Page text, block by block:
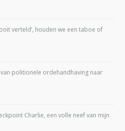
verteld’, houden we een taboe of
politionele ordehandhaving naar
Charlie, een volle neef van mijn